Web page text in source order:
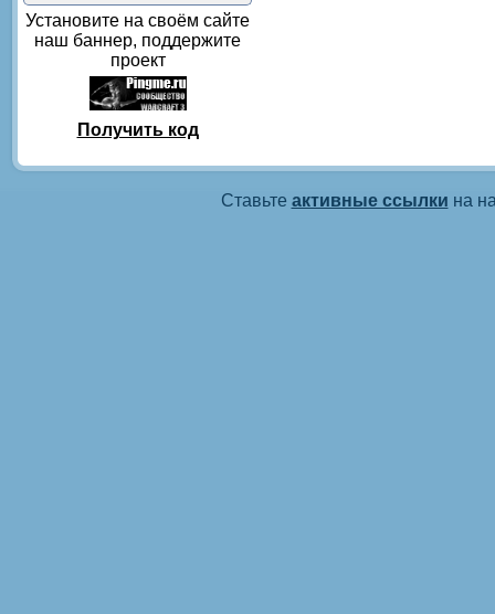
Установите на своём сайте
наш баннер, поддержите
проект
Получить код
Ставьте активные ссылки на